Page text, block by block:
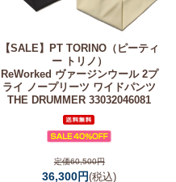
【SALE】 PT TORINO（ピーティ
ー トリノ）
ReWorked ヴァージンウール 2プ
ライ ノープリーツ ワイドパンツ
THE DRUMMER 33032046081
定価60,500円
36,300円(税込)